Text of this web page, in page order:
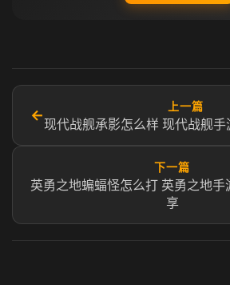
←
上一篇
现代战舰承影怎么样 现代战舰
下一篇
英勇之地蝙蝠怪怎么打 英勇之地手
享